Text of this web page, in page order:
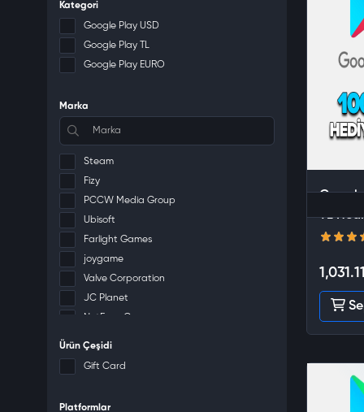
Kategori
Google Play USD
Google Play TL
Google Play EURO
Marka
Steam
Fizy
PCCW Media Group
Ubisoft
Farlight Games
joygame
Valve Corporation
JC Planet
NetEase Games
Ürün Çeşidi
Gift Card
Platformlar
TL